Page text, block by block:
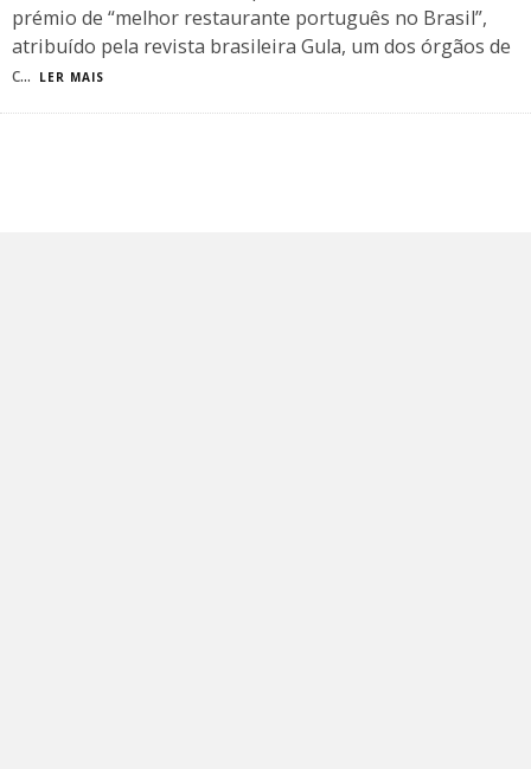
prémio de “melhor restaurante português no Brasil”,
atribuído pela revista brasileira Gula, um dos órgãos de
c... LER MAIS